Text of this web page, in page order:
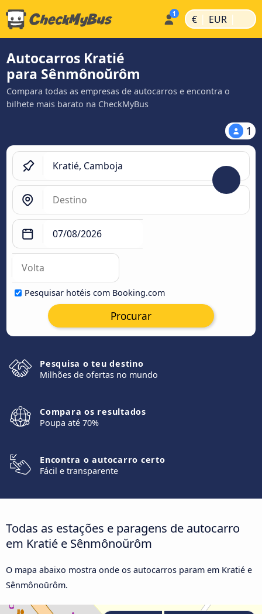
€ | EUR |
Autocarros Kratié
para Sênmônoŭrôm
Compara todas as empresas de autocarros e encontra o
bilhete mais barato na CheckMyBus
1
Pesquisar hotéis com Booking.com
Procurar
Pesquisa o teu destino
Milhões de ofertas no mundo
Compara os resultados
Poupa até 70%
Encontra o autocarro certo
Fácil e transparente
Todas as estações e paragens de autocarro
em Kratié e Sênmônoŭrôm
O mapa abaixo mostra onde os autocarros param em Kratié e
Sênmônoŭrôm.